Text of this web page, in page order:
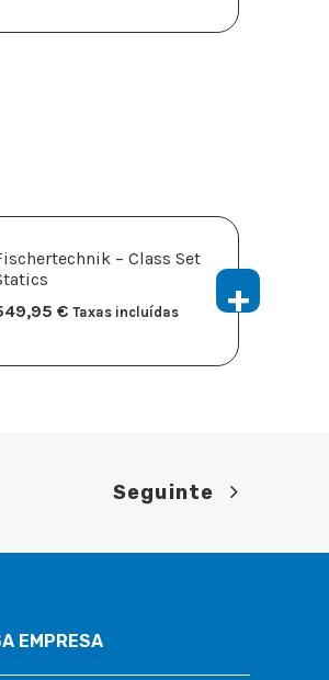
– Class Set
€ Taxas incluídas
Seguinte
EMPRESA